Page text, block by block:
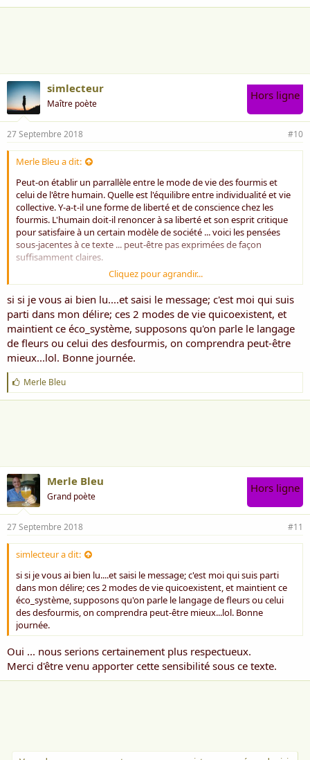
RP
simlecteur
Maître poète
Hors ligne
27 Septembre 2018 #10
Merle Bleu a dit:
Peut-on établir un parrallèle entre le mode de vie des fourmis et
celui de l'être humain. Quelle est l'équilibre entre individualité et vie
collective. Y-a-t-il une forme de liberté et de conscience chez les
fourmis. L'humain doit-il renoncer à sa liberté et son esprit critique
pour satisfaire à un certain modèle de société ... voici les pensées
sous-jacentes à ce texte ... peut-être pas exprimées de façon
suffisamment claires.
Merci et belle journée Sim
Amitiés
Pierre
Cliquez pour agrandir...
si si je vous ai bien lu....et saisi le message; c'est moi qui suis
parti dans mon délire; ces 2 modes de vie quicoexistent, et
maintient ce éco_système, supposons qu'on parle le langage
de fleurs ou celui des desfourmis, on comprendra peut-être
mieux...lol. Bonne journée.
J
'
a
Merle Bleu
Merle Bleu
Grand poète
Hors ligne
27 Septembre 2018 #11
simlecteur a dit:
si si je vous ai bien lu....et saisi le message; c'est moi qui suis parti
dans mon délire; ces 2 modes de vie quicoexistent, et maintient ce
éco_système, supposons qu'on parle le langage de fleurs ou celui
des desfourmis, on comprendra peut-être mieux...lol. Bonne
journée.
Oui ... nous serions certainement plus respectueux.
Merci d'être venu apporter cette sensibilité sous ce texte.